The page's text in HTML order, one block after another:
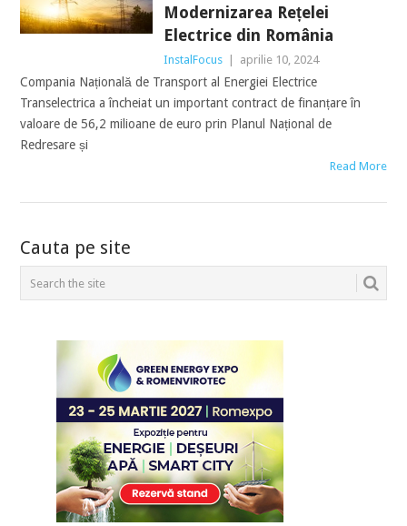
Modernizarea Rețelei
Electrice din România
InstalFocus aprilie 10, 2024
Compania Națională de Transport al Energiei Electrice
Transelectrica a încheiat un important contract de finanțare în
valoare de 56,2 milioane de euro prin Planul Național de
Redresare și
Read More
POSTS
NAVIGATION
Cauta pe site